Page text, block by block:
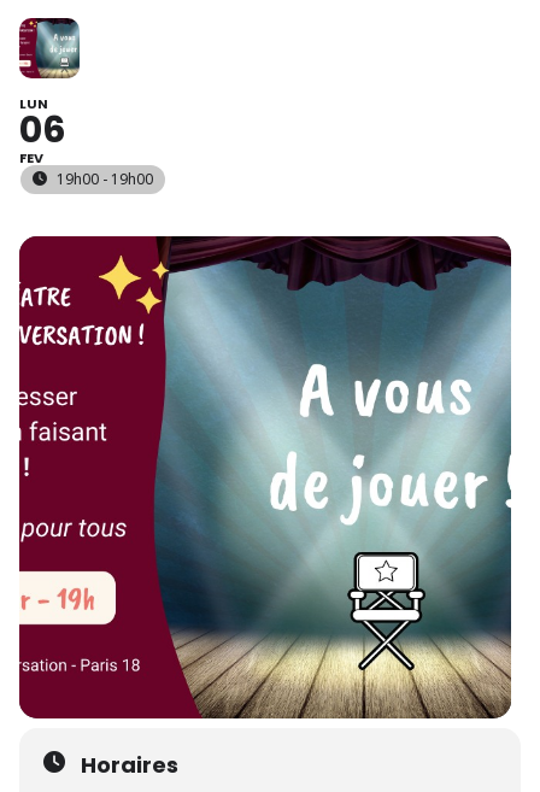
LUN
06
FEV
19h00 - 19h00
Horaires